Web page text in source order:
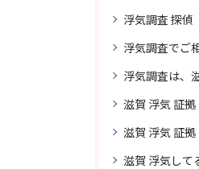
浮気調査 探偵
浮気調査でご
浮気調査は、滋賀
滋賀 浮気 証拠 ク
滋賀 浮気 証拠
滋賀 浮気して